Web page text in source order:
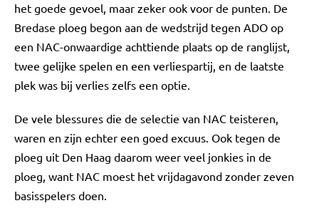
het goede gevoel, maar zeker ook voor de punten. De
Bredase ploeg begon aan de wedstrijd tegen ADO op
een NAC-onwaardige achttiende plaats op de ranglijst,
twee gelijke spelen en een verliespartij, en de laatste
plek was bij verlies zelfs een optie.
De vele blessures die de selectie van NAC teisteren,
waren en zijn echter een goed excuus. Ook tegen de
ploeg uit Den Haag daarom weer veel jonkies in de
ploeg, want NAC moest het vrijdagavond zonder zeven
basisspelers doen.